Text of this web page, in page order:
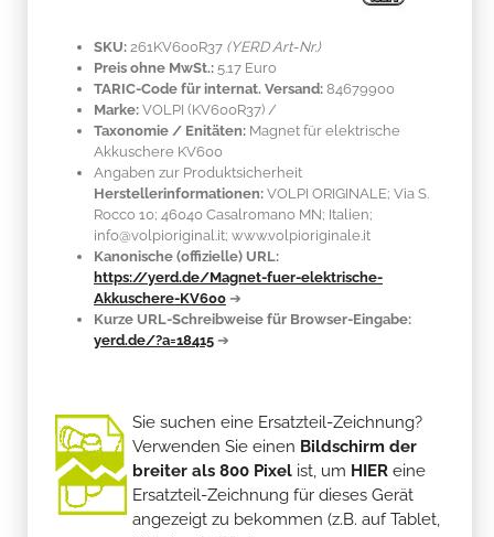
SKU: 261KV600R37 (YERD Art-Nr.)
Preis ohne MwSt.: 5.17 Euro
TARIC-Code für internat. Versand: 84679900
Marke: VOLPI (KV600R37) /
Taxonomie / Enitäten: Magnet für elektrische
Akkuschere KV600
Angaben zur Produktsicherheit
Herstellerinformationen: VOLPI ORIGINALE; Via S.
Rocco 10; 46040 Casalromano MN; Italien;
info@volpioriginal.it; www.volpioriginale.it
Kanonische (offizielle) URL:
https://yerd.de/Magnet-fuer-elektrische-
Akkuschere-KV600 ➔
Kurze URL-Schreibweise für Browser-Eingabe:
yerd.de/?a=18415 ➔
Sie suchen eine Ersatzteil-Zeichnung?
Verwenden Sie einen Bildschirm der
breiter als 800 Pixel ist, um HIER eine
Ersatzteil-Zeichnung für dieses Gerät
angezeigt zu bekommen (z.B. auf Tablet,